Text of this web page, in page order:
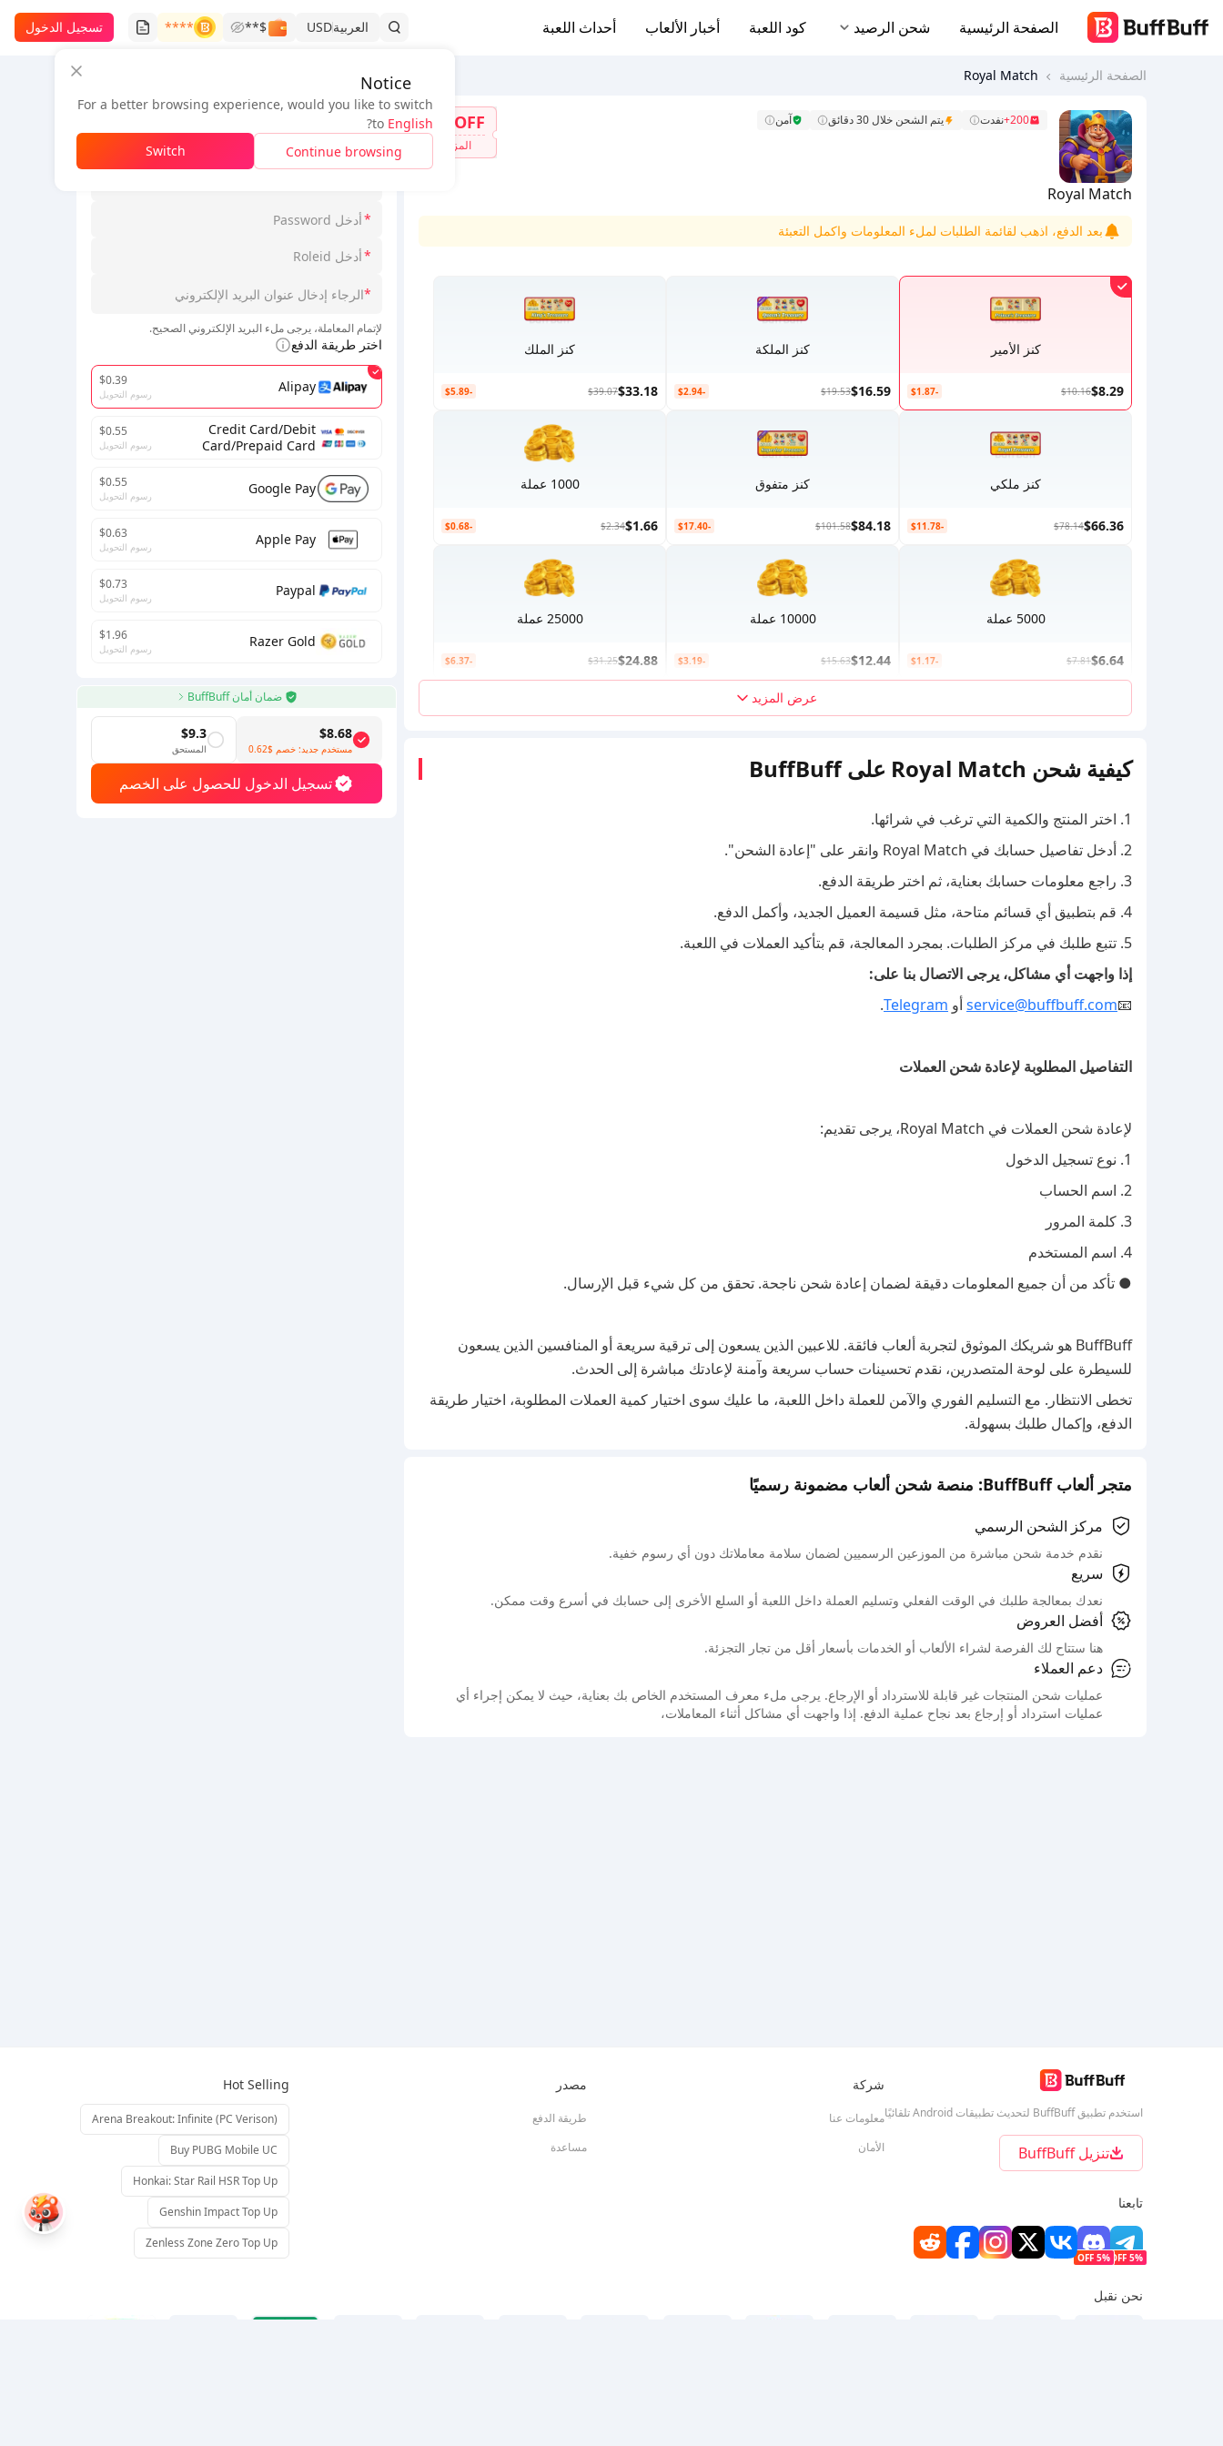
الصفحة الرئيسية شحن الرصيد كود اللعبة أخبار الألعاب أحداث اللعبة العربيةUSD
$**
**** تسجيل الدخول
الصفحة الرئيسية Royal Match
معلومات الطلب
*اختر Loginmodel
*
*
*
لإتمام المعاملة، يرجى ملء البريد الإلكتروني الصحيح.
اختر طريقة الدفع
Alipay
$0.39
رسوم التحويل
Credit Card/Debit
Card/Prepaid Card
$0.55
رسوم التحويل
Google Pay
$0.55
رسوم التحويل
Apple Pay
$0.63
رسوم التحويل
Paypal
$0.73
رسوم التحويل
Razer Gold
$1.96
رسوم التحويل
ضمان أمان BuffBuff
$8.68
مستخدم جديد: خصم $0.62
$9.3
المستحق
تسجيل الدخول للحصول على الخصم
Royal Match
200+ نفدت يتم الشحن خلال 30 دقائق آمن 7%OFF
المزيد
بعد الدفع، اذهب لقائمة الطلبات لملء المعلومات واكمل التعبئة
كنز الأمير
$8.29
$10.16
-$1.87
كنز الملكة
$16.59
$19.53
-$2.94
كنز الملك
$33.18
$39.07
-$5.89
كنز ملكي
$66.36
$78.14
-$11.78
كنز متفوق
$84.18
$101.58
-$17.40
1000 عملة
$1.66
$2.34
-$0.68
5000 عملة
$6.64
$7.81
-$1.17
10000 عملة
$12.44
$15.63
-$3.19
25000 عملة
$24.88
$31.25
-$6.37
عرض المزيد
كيفية شحن Royal Match على BuffBuff
1. اختر المنتج والكمية التي ترغب في شرائها.
2. أدخل تفاصيل حسابك في Royal Match وانقر على "إعادة الشحن".
3. راجع معلومات حسابك بعناية، ثم اختر طريقة الدفع.
4. قم بتطبيق أي قسائم متاحة، مثل قسيمة العميل الجديد، وأكمل الدفع.
5. تتبع طلبك في مركز الطلبات. بمجرد المعالجة، قم بتأكيد العملات في اللعبة.
إذا واجهت أي مشاكل، يرجى الاتصال بنا على:
📧
service@buffbuff.comأو Telegram
.
التفاصيل المطلوبة لإعادة شحن العملات
لإعادة شحن العملات في Royal Match، يرجى تقديم:
1. نوع تسجيل الدخول
2. اسم الحساب
3. كلمة المرور
4. اسم المستخدم
● تأكد من أن جميع المعلومات دقيقة لضمان إعادة شحن ناجحة. تحقق من كل شيء قبل الإرسال.
BuffBuff هو شريكك الموثوق لتجربة ألعاب فائقة. للاعبين الذين يسعون إلى ترقية سريعة أو المنافسين الذين يسعون
للسيطرة على لوحة المتصدرين، نقدم تحسينات حساب سريعة وآمنة لإعادتك مباشرة إلى الحدث.
تخطى الانتظار. مع التسليم الفوري والآمن للعملة داخل اللعبة، ما عليك سوى اختيار كمية العملات المطلوبة، اختيار طريقة
الدفع، وإكمال طلبك بسهولة.
متجر ألعاب BuffBuff: منصة شحن ألعاب مضمونة رسميًا
مركز الشحن الرسمي
نقدم خدمة شحن مباشرة من الموزعين الرسميين لضمان سلامة معاملاتك دون أي رسوم خفية.
سريع
نعدك بمعالجة طلبك في الوقت الفعلي وتسليم العملة داخل اللعبة أو السلع الأخرى إلى حسابك في أسرع وقت ممكن.
أفضل العروض
هنا ستتاح لك الفرصة لشراء الألعاب أو الخدمات بأسعار أقل من تجار التجزئة.
دعم العملاء
عمليات شحن المنتجات غير قابلة للاسترداد أو الإرجاع. يرجى ملء معرف المستخدم الخاص بك بعناية، حيث لا يمكن إجراء أي
عمليات استرداد أو إرجاع بعد نجاح عملية الدفع. إذا واجهت أي مشاكل أثناء المعاملات،
Notice
For a better browsing experience, would you like to switch
to English
?
Continue browsing
Switch
استخدم تطبيق BuffBuff لتحديث تطبيقات Android تلقائيًا
تنزيل BuffBuff
تابعنا
5% OFF
5% OFF
شركة
معلومات عنا
الأمان
مصدر
طريقة الدفع
مساعدة
Hot Selling
Arena Breakout: Infinite (PC Verison)
Buy PUBG Mobile UC
Honkai: Star Rail HSR Top Up
Genshin Impact Top Up
Zenless Zone Zero Top Up
نحن نقبل